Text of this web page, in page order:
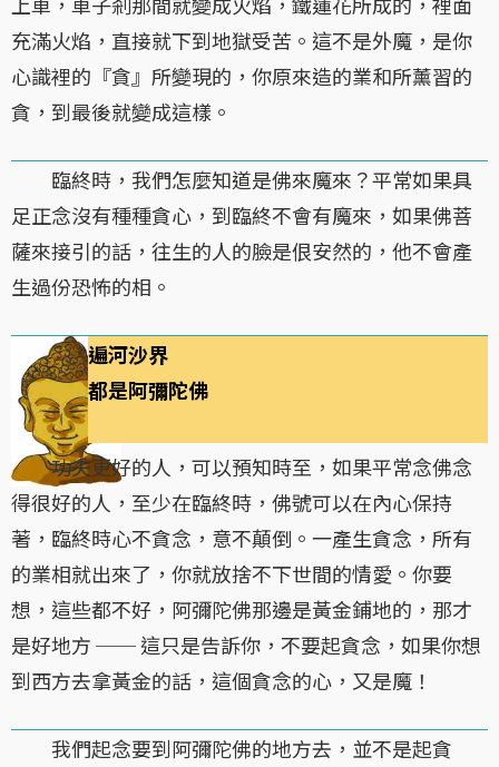
充滿火焰，直接就下到地獄受苦。這不是外魔，是你
心識裡的『貪』所變現的，你原來造的業和所薰習的
貪，到最後就變成這樣。
臨終時，我們怎麼知道是佛來魔來？平常如果具
足正念沒有種種貪心，到臨終不會有魔來，如果佛菩
薩來接引的話，往生的人的臉是佷安然的，他不會產
生過份恐怖的相。
遍河沙界
都是阿彌陀佛
功夫更好的人，可以預知時至，如果平常念佛念
得很好的人，至少在臨終時，佛號可以在內心保持
著，臨終時心不貪念，意不顛倒。一產生貪念，所有
的業相就出來了，你就放捨不下世間的情愛。你要
想，這些都不好，阿彌陀佛那邊是黃金鋪地的，那才
是好地方 ── 這只是告訴你，不要起貪念，如果你想
到西方去拿黃金的話，這個貪念的心，又是魔！
我們起念要到阿彌陀佛的地方去，並不是起貪